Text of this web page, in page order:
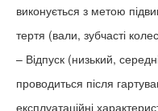
виконується з метою
тертя (вали, зубчасті
– Відпуск (низький,
проводиться після
експлуатаційні